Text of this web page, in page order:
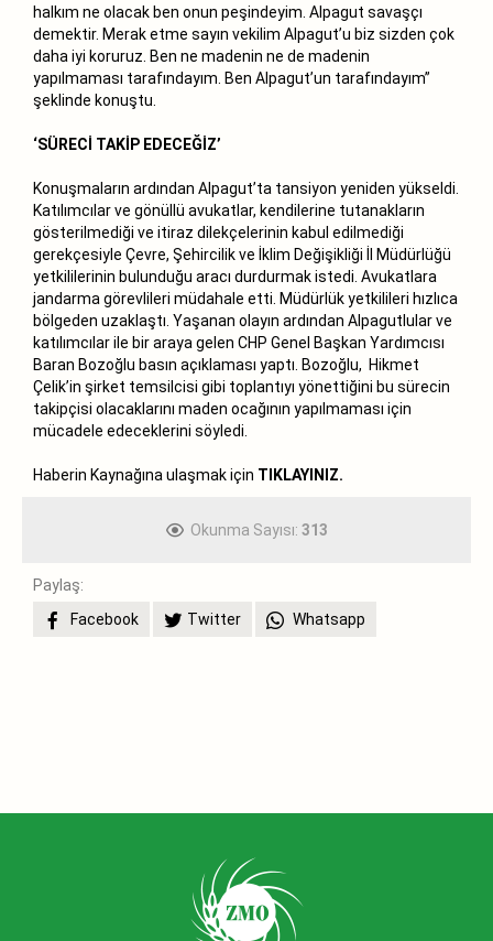
halkım ne olacak ben onun peşindeyim. Alpagut savaşçı
demektir. Merak etme sayın vekilim Alpagut’u biz sizden çok
daha iyi koruruz. Ben ne madenin ne de madenin
yapılmaması tarafındayım. Ben Alpagut’un tarafındayım”
şeklinde konuştu.
‘SÜRECİ TAKİP EDECEĞİZ’
Konuşmaların ardından Alpagut’ta tansiyon yeniden yükseldi.
Katılımcılar ve gönüllü avukatlar, kendilerine tutanakların
gösterilmediği ve itiraz dilekçelerinin kabul edilmediği
gerekçesiyle Çevre, Şehircilik ve İklim Değişikliği İl Müdürlüğü
yetkililerinin bulunduğu aracı durdurmak istedi. Avukatlara
jandarma görevlileri müdahale etti. Müdürlük yetkilileri hızlıca
bölgeden uzaklaştı. Yaşanan olayın ardından Alpagutlular ve
katılımcılar ile bir araya gelen CHP Genel Başkan Yardımcısı
Baran Bozoğlu basın açıklaması yaptı. Bozoğlu, Hikmet
Çelik’in şirket temsilcisi gibi toplantıyı yönettiğini bu sürecin
takipçisi olacaklarını maden ocağının yapılmaması için
mücadele edeceklerini söyledi.
Haberin Kaynağına ulaşmak için TIKLAYINIZ.
Okunma Sayısı: 313
Paylaş:
Facebook
Twitter Whatsapp